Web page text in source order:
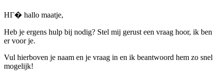
HГ� hallo maatje,
Heb je ergens hulp bij nodig? Stel mij gerust een vraag hoor, ik ben
er voor je.
Vul hierboven je naam en je vraag in en ik beantwoord hem zo snel
mogelijk!